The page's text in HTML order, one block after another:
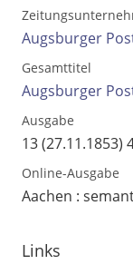
Volltext und
Augsburger
Gesamttitel
Augsburger
Ausgabe
13 (27.11.1853)
Online-Ausgabe
Aachen :
Links